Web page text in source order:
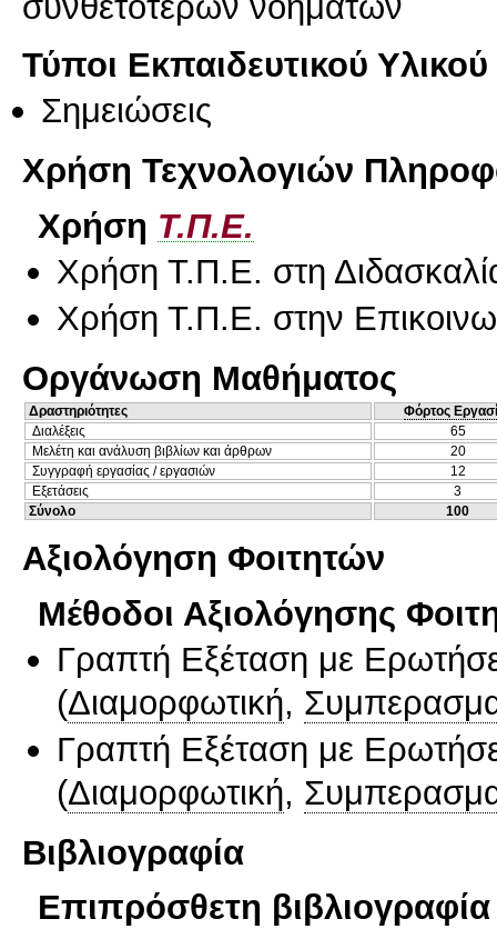
Τύποι Εκπαιδευτικού Υλικού
Σημειώσεις
Χρήση Τεχνολογιών
Χρήση Τ.Π.Ε.
Χρήση Τ.Π.Ε. στη
Χρήση Τ.Π.Ε. στην
Οργάνωση Μαθήματος
Δραστηριότητες
Φόρτος
Διαλέξεις
65
Μελέτη και ανάλυση βιβλίων και άρθρων
20
Συγγραφή εργασίας / εργασιών
12
Εξετάσεις
3
Σύνολο
100
Αξιολόγηση Φοιτητών
Μέθοδοι Αξιολόγησης
Γραπτή Εξέταση με
(Διαμορφωτική,
Γραπτή Εξέταση με
(Διαμορφωτική,
Βιβλιογραφία
Επιπρόσθετη βιβλιογραφία